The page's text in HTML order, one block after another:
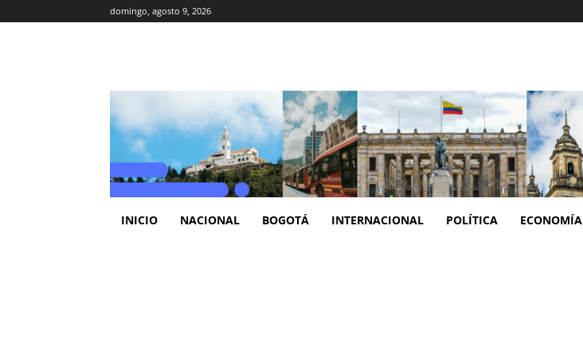
domingo, agosto 9, 2026
INICIO NACIONAL BOGOTÁ INTERNACIONAL POLÍTICA ECONOMÍA